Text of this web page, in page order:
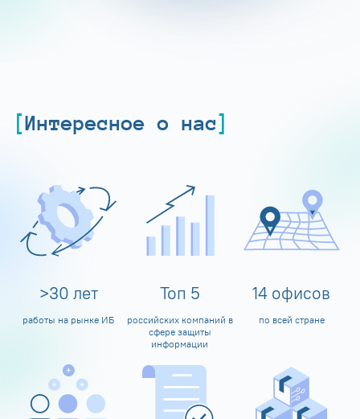
Интересное о нас
>30 лет
работы на рынке ИБ
Топ 5
российских компаний в
сфере защиты
информации
14 офисов
по всей стране